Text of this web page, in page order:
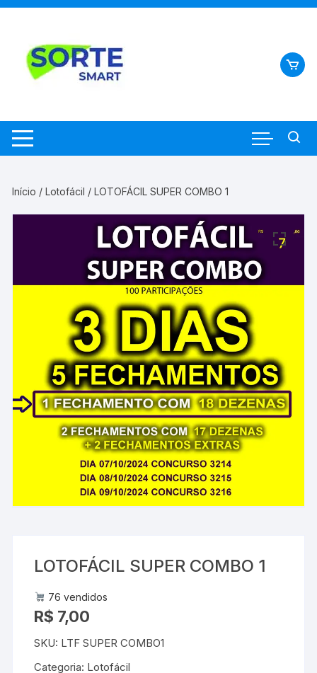
Pular
conteúdo
Início /Lotofácil / LOTOFÁCIL SUPER COMBO 1
LOTOFÁCIL SUPER COMBO 1
76 vendidos
R$ 7,00
SKU: LTF SUPER COMBO1
Categoria: Lotofácil